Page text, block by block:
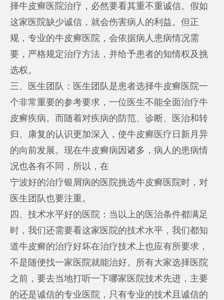
择牛皮癣医院治疗，必然要看其重不重诚信。假如
这家医院缺少诚信，就会伤害病人的利益。但正
规，专业的牛皮癣医院，会依据病人患病情况需
要，严格规定治疗方法，并给予患者的知情权及挑
选权。
三、医生团队：医生团队是患者选择牛皮癣医院一
个非常重要的参考要求，一位医生不能全面治疗牛
皮癣疾病。而随着对疾病的防范、诊断、医治和转
归、康复的认识更加深入，使牛皮癣医疗日新月异
的向前发展。现在牛皮癣病因诸多，病人的患病情
况也各有不同，所以，在
宁波好的治疗银屑病的医院挑选牛皮癣医院时，对
医生团队也要注重。
四、技术水平好的医院：当以上的医治条件都满足
时，我们还需要看这家医院的技术水平，我们都知
道牛皮癣的治疗好坏在治疗技术上也应有所要求，
不是随便找一家医院就能治好。所有大家选择医院
之前，要去当地打听一下哪家医院技术先进，主要
的还是诚信的专业医院，只有专业的技术且诚信的